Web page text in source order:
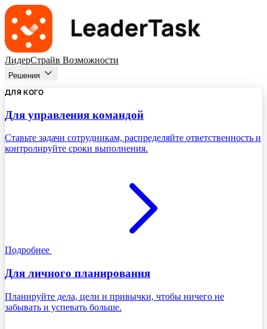
ЛидерСтрайв Возможности
Решения
ДЛЯ КОГО
Для управления командой
Ставьте задачи сотрудникам, распределяйте ответственность и
контролируйте сроки выполнения.
Подробнее
Для личного планирования
Планируйте дела, цели и привычки, чтобы ничего не
забывать и успевать больше.